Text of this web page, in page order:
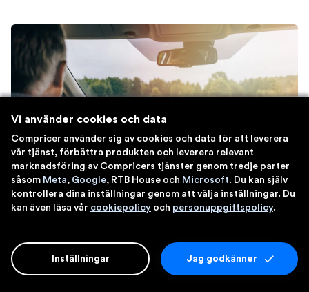
produktfaktablad
Vi använder cookies och data
Compricer använder sig av cookies och data för att leverera
vår tjänst, förbättra produkten och leverera relevant
marknadsföring av Compricers tjänster genom tredje parter
såsom Meta, Google, RTB House och Microsoft. Du kan själv
kontrollera dina inställningar genom att välja inställningar. Du
kan även läsa vår cookiepolicy och personuppgiftspolicy.
Jag godkänner
Inställningar